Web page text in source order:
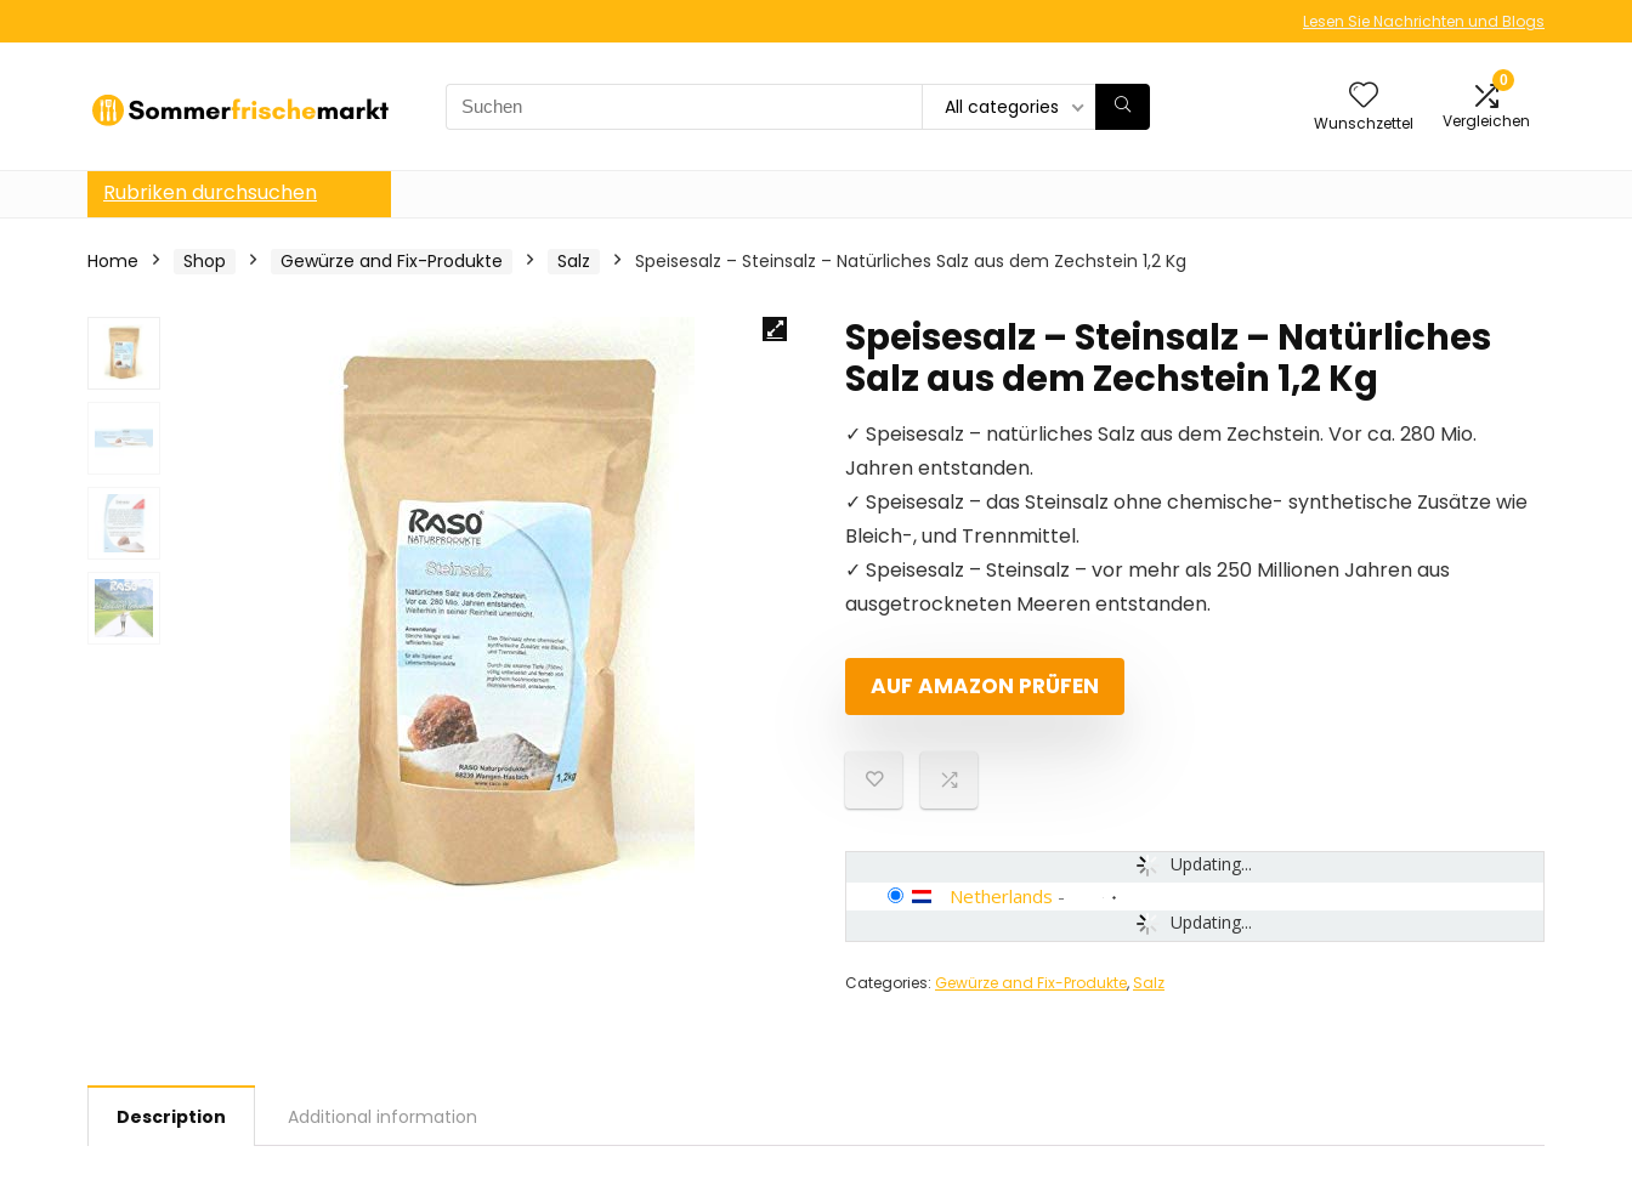
Lesen Sie Nachrichten und Blogs
Search
for:
All categories
Wunschzettel
0
Vergleichen
Rubriken durchsuchen
Home Shop Gewürze and Fix-Produkte Salz Speisesalz – Steinsalz – Natürliches Salz aus dem Zechstein 1,2 Kg
Speisesalz – Steinsalz – Natürliches
Salz aus dem Zechstein 1,2 Kg
✓ Speisesalz – natürliches Salz aus dem Zechstein. Vor ca. 280 Mio.
Jahren entstanden.
✓ Speisesalz – das Steinsalz ohne chemische- synthetische Zusätze wie
Bleich-, und Trennmittel.
✓ Speisesalz – Steinsalz – vor mehr als 250 Millionen Jahren aus
ausgetrockneten Meeren entstanden.
AUF AMAZON PRÜFEN
Updating...
Updating...
Netherlands -
Categories: Gewürze and Fix-Produkte,Salz
Description Additional information